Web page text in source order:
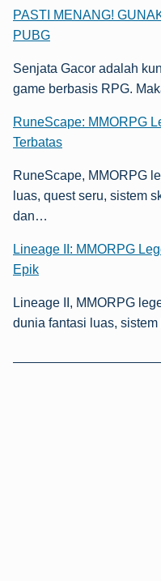
PASTI MENANG!
PUBG
Senjata Gacor adalah
game berbasis RPG.
RuneScape: MMORPG
Terbatas
RuneScape, MMORPG
luas, quest seru, sistem
dan…
Lineage II: MMORPG
Epik
Lineage II, MMORPG
dunia fantasi luas,